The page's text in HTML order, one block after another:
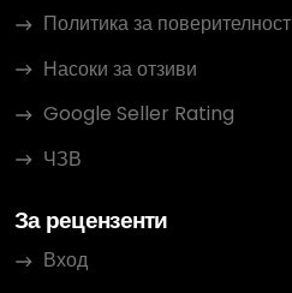
Политика за поверителност
Насоки за отзиви
Google Seller Rating
ЧЗВ
За рецензенти
Вход